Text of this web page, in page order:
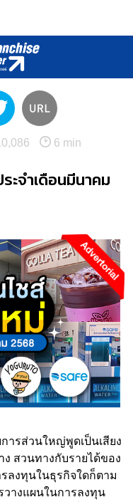
Article
6 min
ะจำเดือนมีนาคม
ารส่วนใหญ่พูดเป็นเสียง
สวนทางกับรายได้ของ
ลงทุนในธุรกิจใดก็ตาม
างแผนในการลงทุน